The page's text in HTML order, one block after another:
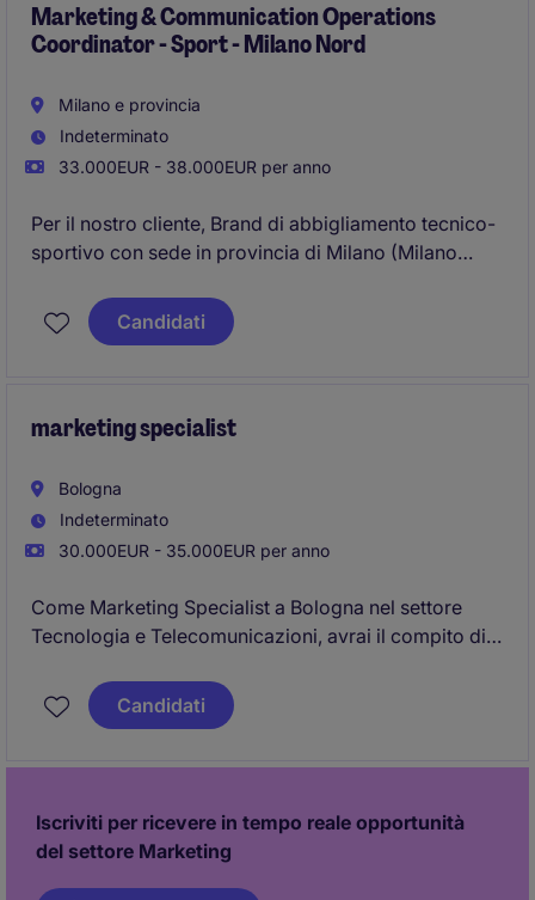
Marketing & Communication Operations
Coordinator - Sport - Milano Nord
Milano e provincia
Indeterminato
33.000EUR - 38.000EUR per anno
Per il nostro cliente, Brand di abbigliamento tecnico-
sportivo con sede in provincia di Milano (Milano
Communication Operations Coordinator.
Candidati
marketing specialist
Bologna
Indeterminato
30.000EUR - 35.000EUR per anno
Come Marketing Specialist a Bologna nel settore
Tecnologia e Telecomunicazioni, avrai il compito di
implementazione di strategie promozionali. Questo
ruolo prevede attività pratiche e creative volte a
Candidati
Iscriviti per ricevere in tempo reale opportunità
del settore Marketing